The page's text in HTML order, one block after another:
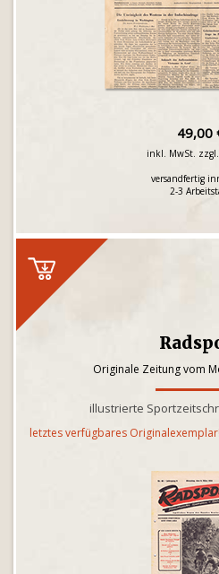
49,00
inkl. MwSt. zzgl.
versandfertig
2-3
Originale Zeitung vom
illustrierte
letztes verfügbares Originalexemplar!